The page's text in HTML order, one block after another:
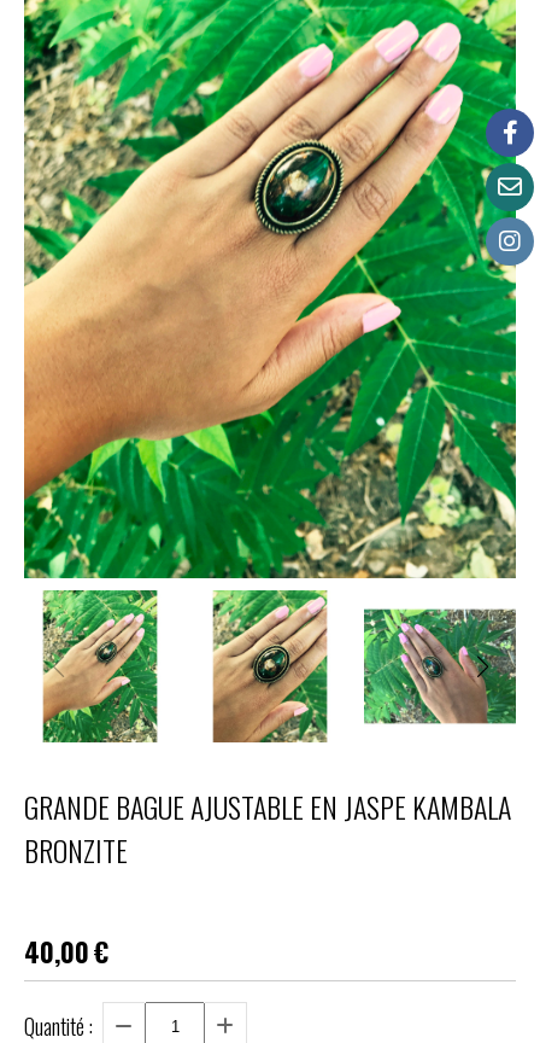
GRANDE BAGUE AJUSTABLE EN JASPE KAMBALA
BRONZITE
40,00€
Quantité :